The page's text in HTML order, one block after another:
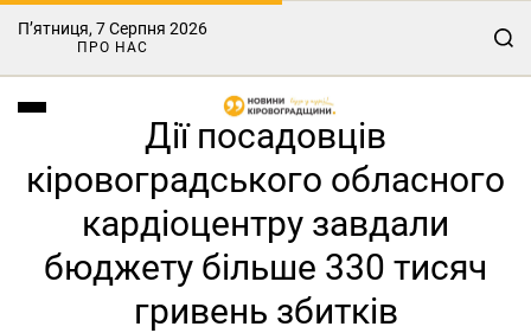
П’ятниця, 7 Серпня 2026
ПРО НАС
Дії посадовців
кіровоградського обласного
кардіоцентру завдали
бюджету більше 330 тисяч
гривень збитків